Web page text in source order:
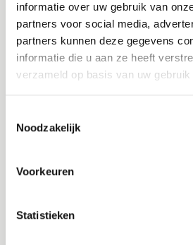
informatie over uw gebruik van
partners voor social media,
partners kunnen deze gegevens
informatie die u aan ze heeft
verzameld op basis van uw
Noodzakelijk
Voorkeuren
Statistieken
Solliciteer
onzeWmo-
vacatures
Altijd als 1e op de
nieuwste vacatures
alert
Postcode